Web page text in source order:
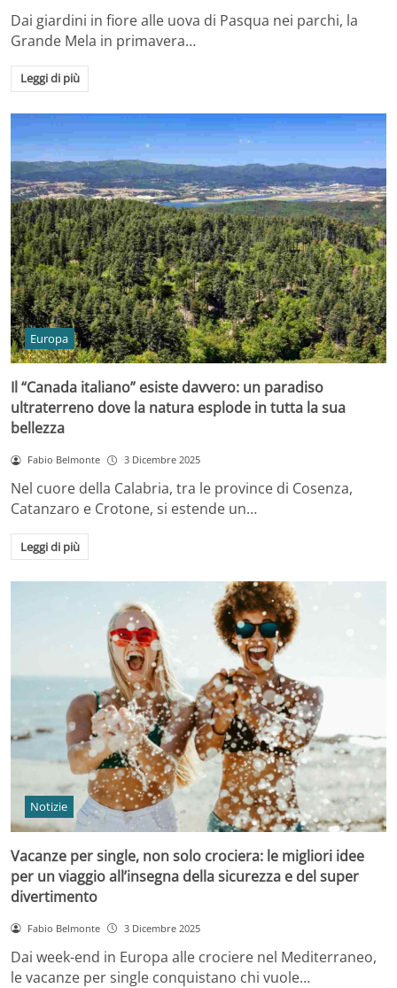
Dai giardini in fiore alle uova di Pasqua nei parchi, la
Grande Mela in primavera…
Leggi di più
Europa
Il “Canada italiano” esiste davvero: un paradiso
ultraterreno dove la natura esplode in tutta la sua
bellezza
Fabio Belmonte 3 Dicembre 2025
Nel cuore della Calabria, tra le province di Cosenza,
Catanzaro e Crotone, si estende un…
Leggi di più
Notizie
Vacanze per single, non solo crociera: le migliori idee
per un viaggio all’insegna della sicurezza e del super
divertimento
Fabio Belmonte 3 Dicembre 2025
Dai week-end in Europa alle crociere nel Mediterraneo,
le vacanze per single conquistano chi vuole…